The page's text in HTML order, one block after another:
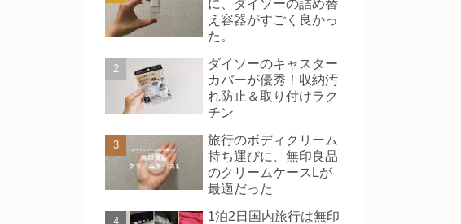
に、ダイソーの詰め替
え容器がすごく良かっ
た。
ダイソーのキャスター
カバーが優秀！収納汚
れ防止＆取り付けラク
チン
旅行のボディクリーム
持ち運びに、無印良品
のクリームケースLが
最適だった
1泊2日国内旅行は無印